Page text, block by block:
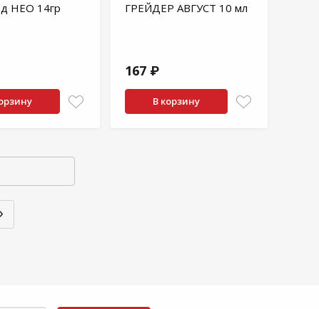
НЕО 14гр
ГРЕЙДЕР АВГУСТ 10 мл
167 ₽
В корзину
›